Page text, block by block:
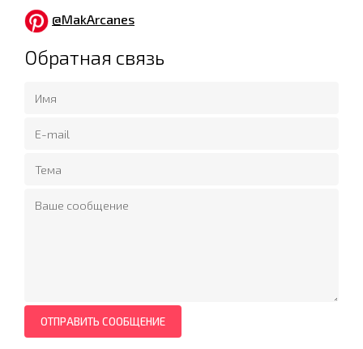
@MakArcanes
Обратная связь
ОТПРАВИТЬ СООБЩЕНИЕ